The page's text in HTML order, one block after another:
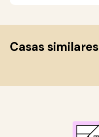
Casas similares